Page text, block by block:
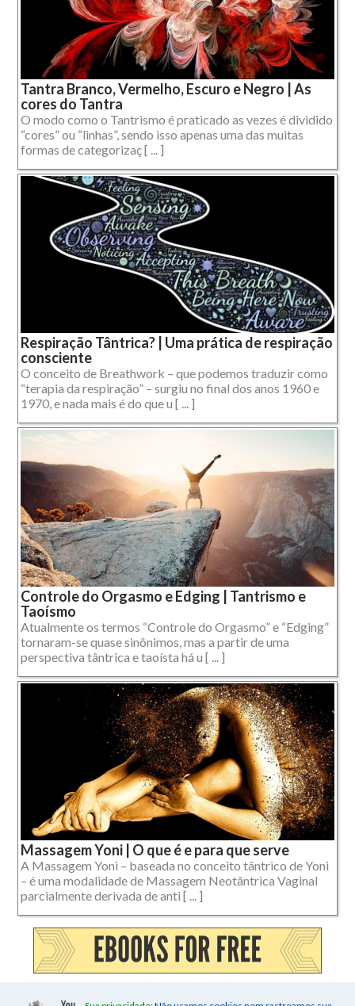
Tantra Branco, Vermelho, Escuro e Negro | As
cores do Tantra
O modo como o Tantrismo é praticado as vezes é dividido
“cores” ou “linhas”, sendo isso apenas uma das muitas
formas de categorizaç [ ... ]
Respiração Tântrica? | Uma prática de respiração
consciente
O conceito de Breathwork – que podemos traduzir como
“terapia da respiração” – surgiu no final dos anos 1960 e
1970, e nada mais é do que u [ ... ]
Controle do Orgasmo e Edging | Tantrismo e
Taoísmo
Atualmente os termos “Controle do Orgasmo” e “Edging”
tornaram-se quase sinônimos, mas a partir de uma
perspectiva tântrica e taoísta há u [ ... ]
Massagem Yoni | O que é e para que serve
A Massagem Yoni – baseada no conceito tântrico de Yoni
– é uma modalidade de Massagem Neotântrica Vaginal
parcialmente derivada de anti [ ... ]